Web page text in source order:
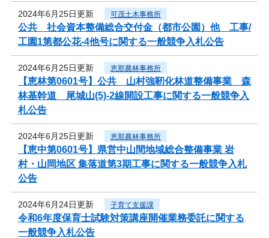
2024年6月25日更新 可茂土木事務所
公共 社会資本整備総合交付金（都市公園）他 工事/
工園1第都公花-4他号に関する一般競争入札公告
2024年6月25日更新 恵那農林事務所
【恵林第0601号】公共 山村強靭化林道整備事業 森
林基幹道 尾城山(5)-2線開設工事に関する一般競争入
札公告
2024年6月25日更新 恵那農林事務所
【恵中第0601号】県営中山間地域総合整備事業 岩
村・山岡地区 集落道第3期工事に関する一般競争入札
公告
2024年6月24日更新 子育て支援課
令和6年度保育士試験対策講座開催業務委託に関する
一般競争入札公告